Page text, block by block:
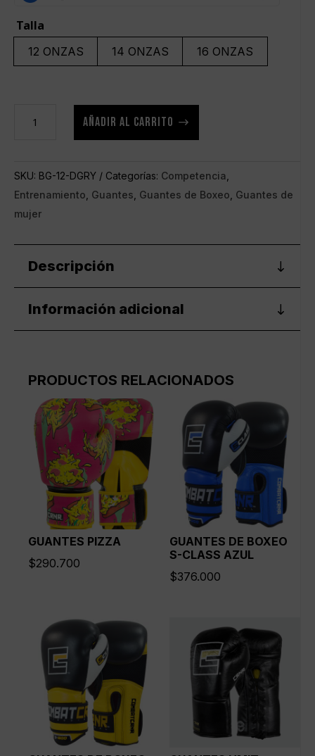
Talla
12 ONZAS 14 ONZAS 16 ONZAS
S-
CLASS
Grey
cantidad
AÑADIR AL CARRITO
SKU: BG-12-DGRY Categorías: Competencia
Entrenamiento Guantes Guantes de Boxeo Guantes de
mujer
Descripción
Información adicional
PRODUCTOS RELACIONADOS
GUANTES PIZZA
$290.700
GUANTES DE BOXEO
S-CLASS AZUL
$376.000